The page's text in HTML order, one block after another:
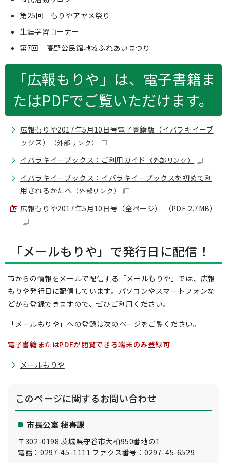
第25回 もりやアヤメ祭り
生涯学習コーナー
第7回 高野公民館地域ふれあいまつり
「広報もりや」は、電子書籍ま
たはPDFでご覧いただけます。
広報もりや2017年5月10日号電子書籍版（イバラキイーブ
ックス）
（外部リンク）
イバラキイーブックス：ご利用ガイド （外部リンク）
イバラキイーブックス：イバラキイーブックスを初めて利
用されるかたへ （外部リンク）
広報もりや2017年5月10日号（全ページ） （PDF 2.7MB）
「メールもりや」で発行日に配信！
市からの情報をメールで配信する「メールもりや」では、広報
もりや発行日に配信しています。パソコンやスマートフォンな
どから登録できますので、ぜひご利用ください。
「メールもりや」への登録は次のページをご覧ください。
電子書籍またはPDFが閲覧できる端末のみ登録可
メールもりや
このページに関するお問い合わせ
市長公室 秘書課
〒302-0198 茨城県守谷市大柏950番地の1
電話：0297-45-1111 ファクス番号：0297-45-6529